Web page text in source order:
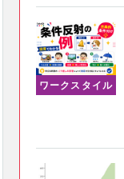
ワークスタイル